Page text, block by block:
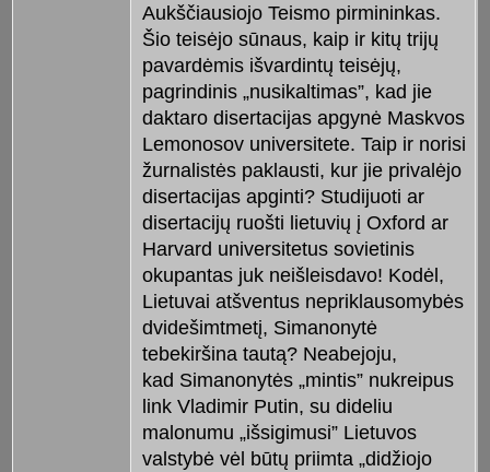
Aukščiausiojo Teismo pirmininkas.
Šio teisėjo sūnaus, kaip ir kitų trijų
pavardėmis išvardintų teisėjų,
pagrindinis „nusikaltimas”, kad jie
daktaro disertacijas apgynė Maskvos
Lemonosov universitete. Taip ir norisi
žurnalistės paklausti, kur jie privalėjo
disertacijas apginti? Studijuoti ar
disertacijų ruošti lietuvių į Oxford ar
Harvard universitetus sovietinis
okupantas juk neišleisdavo! Kodėl,
Lietuvai atšventus nepriklausomybės
dvidešimtmetį, Simanonytė
tebekiršina tautą? Neabejoju,
kad Simanonytės „mintis” nukreipus
link Vladimir Putin, su dideliu
malonumu „išsigimusi” Lietuvos
valstybė vėl būtų priimta „didžiojo